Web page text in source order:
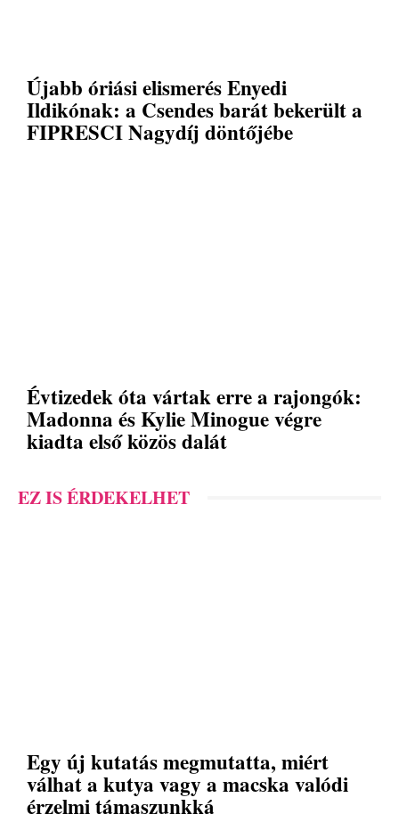
Újabb óriási elismerés Enyedi
Ildikónak: a Csendes barát bekerült a
FIPRESCI Nagydíj döntőjébe
Évtizedek óta vártak erre a rajongók:
Madonna és Kylie Minogue végre
kiadta első közös dalát
EZ IS ÉRDEKELHET
Egy új kutatás megmutatta, miért
válhat a kutya vagy a macska valódi
érzelmi támaszunkká